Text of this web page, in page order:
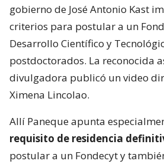
gobierno de José Antonio Kast
criterios para postular a un
Desarrollo Científico y
postdoctorados. La reconocida
divulgadora publicó un video
Ximena Lincolao.
Allí Paneque apunta
requisito de residencia
postular a un Fondecyt y